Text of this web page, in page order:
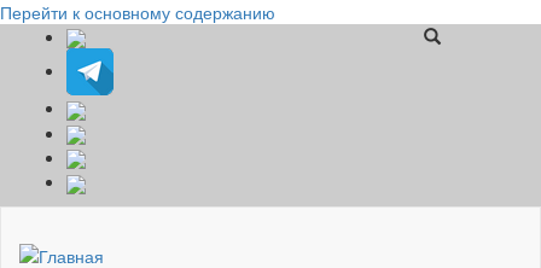
Перейти к основному содержанию